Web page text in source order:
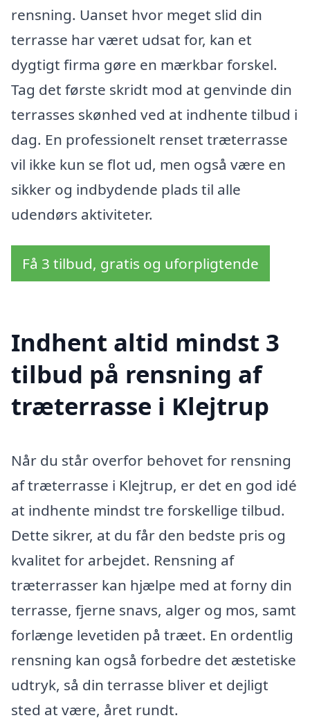
rensning. Uanset hvor meget slid din
terrasse har været udsat for, kan et
dygtigt firma gøre en mærkbar forskel.
Tag det første skridt mod at genvinde din
terrasses skønhed ved at indhente tilbud i
dag. En professionelt renset træterrasse
vil ikke kun se flot ud, men også være en
sikker og indbydende plads til alle
udendørs aktiviteter.
Få 3 tilbud, gratis og uforpligtende
Indhent altid mindst 3
tilbud på rensning af
træterrasse i Klejtrup
Når du står overfor behovet for rensning
af træterrasse i Klejtrup, er det en god idé
at indhente mindst tre forskellige tilbud.
Dette sikrer, at du får den bedste pris og
kvalitet for arbejdet. Rensning af
træterrasser kan hjælpe med at forny din
terrasse, fjerne snavs, alger og mos, samt
forlænge levetiden på træet. En ordentlig
rensning kan også forbedre det æstetiske
udtryk, så din terrasse bliver et dejligt
sted at være, året rundt.